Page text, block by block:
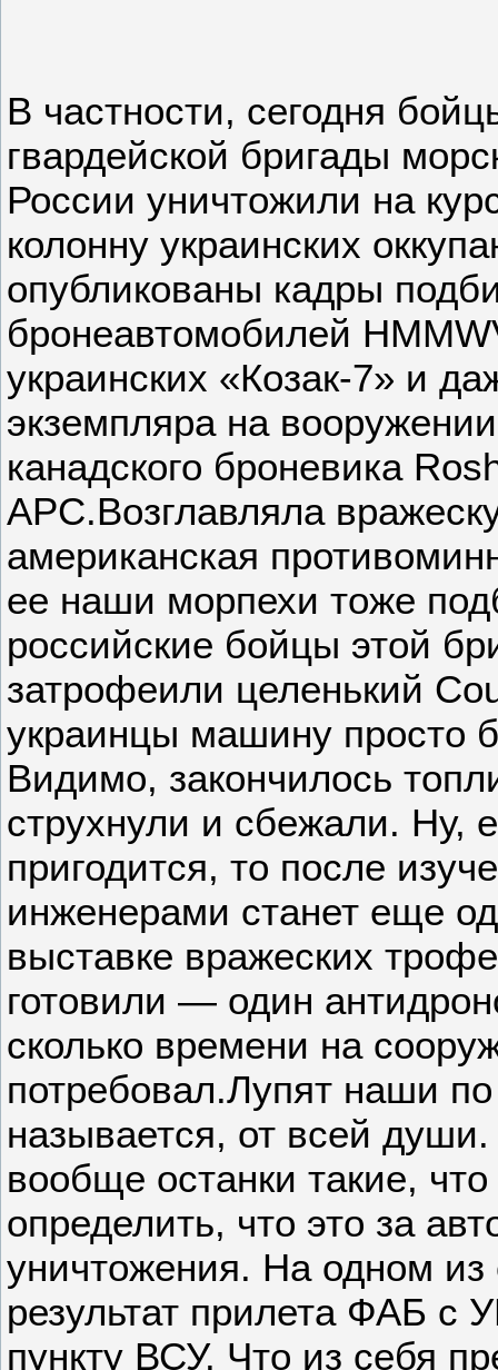
В частности, сегодня
гвардейской бригады
России уничтожили на
колонну украинских
опубликованы кадры
бронеавтомобилей
украинских «Козак-7» и
экземпляра на
канадского броневика
APC.Возглавляла
американская
ее наши морпехи тоже
российские бойцы этой
затрофеили целенький
украинцы машину просто
Видимо, закончилось
струхнули и сбежали. Ну,
пригодится, то после
инженерами станет еще
выставке вражеских
готовили — один
сколько времени на
потребовал.Лупят наши
называется, от всей
вообще останки такие,
определить, что это за
уничтожения. На одном
результат прилета ФАБ с
пункту ВСУ. Что из себя